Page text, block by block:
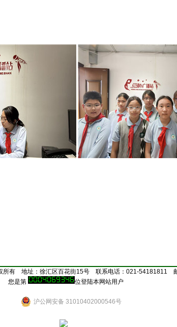
所有 地址：徐汇区百花街15号 联系电话：021-54181811
您是第
位登陆本网站用户
沪公网安备 31010402000546号